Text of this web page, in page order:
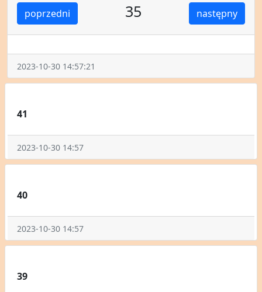
poprzedni następny
35
2023-10-30 14:57:21
41
2023-10-30 14:57
40
2023-10-30 14:57
39